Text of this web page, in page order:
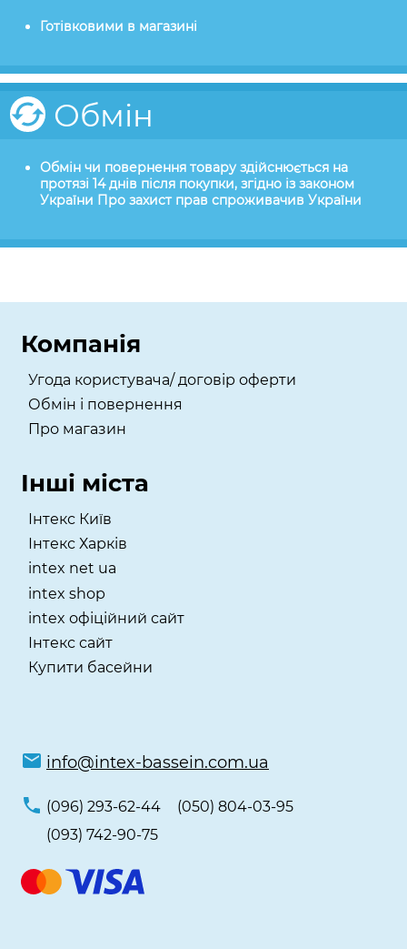
Готівковими в магазині
Обмін
Обмін чи повернення товару здійснюється на
протязі 14 днів після покупки, згідно із законом
України Про захист прав спроживачив України
Компанія
Угода користувача/ договір оферти
Обмін і повернення
Про магазин
Інші міста
Інтекс Київ
​Інтекс Харків
intex net ua
intex shop
intex офіційний сайт
Інтекс сайт
Купити басейни
info@intex-bassein.com.ua
(096) 293-62-44
(050) 804-03-95
(093) 742-90-75